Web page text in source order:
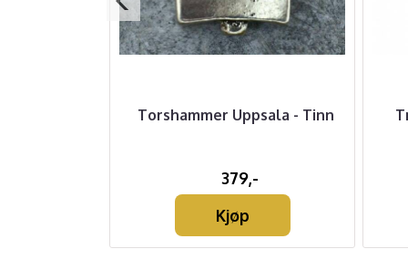
Torshammer Uppsala - Tinn
379,-
Kjøp